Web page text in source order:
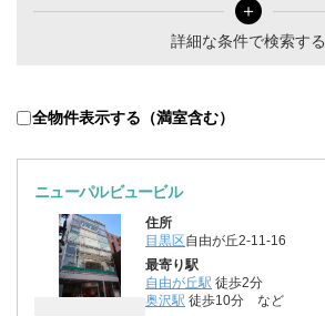
＋
詳細な条件で検索する
全物件表示する（満室含む）
ニューパルビュービル
住所
目黒区自由が丘2-11-16
最寄り駅
自由が丘駅 徒歩2分
奥沢駅 徒歩10分 など